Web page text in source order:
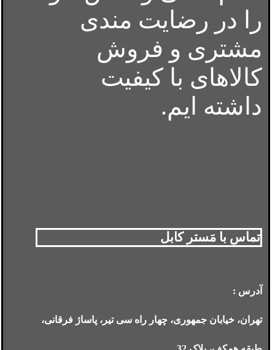
را در رضایت مندی
مشتری و فروش
کالاهای با کیفیت
داشته ایم.
تماس با مَستر کابل
آدرس :
تهران، خیابان جمهوری، چهار راه سی تیر، پاساژ فرقانی،